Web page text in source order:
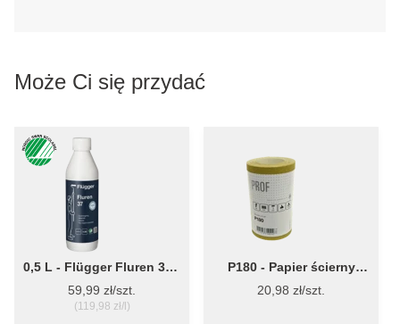
Może Ci się przydać
0,5 L - Flügger Fluren 37 -
skoncentrowany,
uniwersalny środek
myjąco-czyszczący
59,99 zł/szt.
(119,98 zł/l)
P180 - Papier ścierny
ręczny Premium 93 mm x 5
m – Flügger
20,98 zł/szt.